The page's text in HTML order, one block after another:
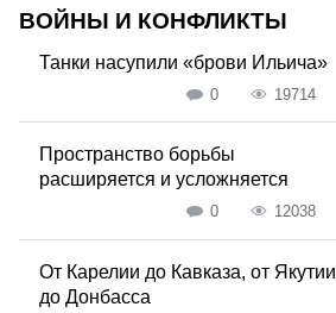
ВОЙНЫ И КОНФЛИКТЫ
Танки насупили «брови Ильича»
0 19714
Пространство борьбы
расширяется и усложняется
0 12038
От Карелии до Кавказа, от Якутии
до Донбасса